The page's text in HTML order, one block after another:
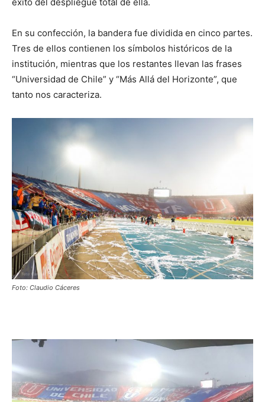
En su confección, la bandera fue dividida en cinco partes.
Tres de ellos contienen los símbolos históricos de la
institución, mientras que los restantes llevan las frases
“Universidad de Chile” y “Más Allá del Horizonte”, que
tanto nos caracteriza.
Foto: Claudio Cáceres